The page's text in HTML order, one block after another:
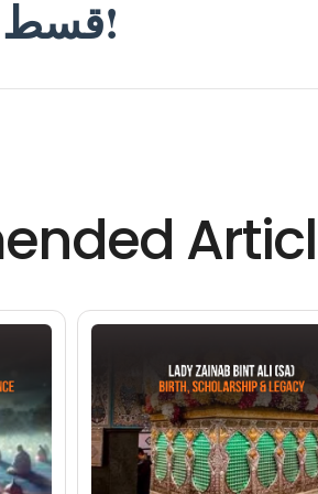
قسط 3 جلد آرہی ہے… جڑے رہیں!